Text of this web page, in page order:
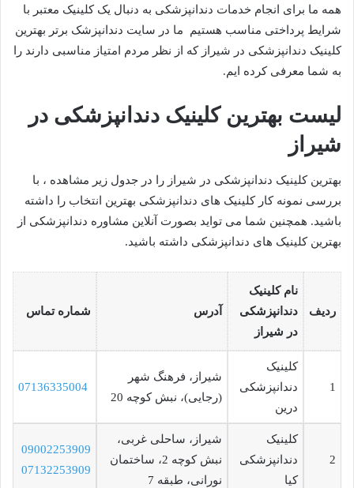
همه ما برای انجام خدمات دندانپزشکی به دنبال یک کلینیک معتبر با
شرایط پرداختی مناسب هستیم ما در سایت دندانپزشک برتر بهترین
کلینیک دندانپزشکی در شیراز که از نظر مردم امتیاز مناسبی دارند را
به شما معرفی کرده ایم.
لیست بهترین کلینیک دندانپزشکی در
شیراز
بهترین کلینیک دندانپزشکی در شیراز را در جدول زیر مشاهده ، با
بررسی نمونه کار کلینیک های دندانپزشکی بهترین انتخاب را داشته
باشید. همچنین شما می تواید بصورت آنلاین مشاوره دندانپزشکی از
بهترین کلینیک های دندانپزشکی داشته باشید.
ردیف
نام کلینیک
دندانپزشکی
در شیراز
آدرس شماره تماس
1
کلینیک
دندانپزشکی
درین
شیراز، فرهنگ‌ شهر
(رجایی)، نبش کوچه 20
07136335004
2
کلینیک
دندانپزشکی
کیا
شیراز، ساحلی غربی،
نبش کوچه 2، ساختمان
نورانی، طبقه 7
09002253909
07132253909